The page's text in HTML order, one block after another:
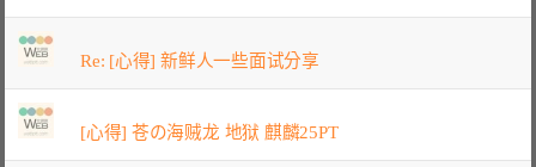
Re: [心得] 新鲜人一些面试分享
[心得] 苍の海贼龙 地狱 麒麟25PT